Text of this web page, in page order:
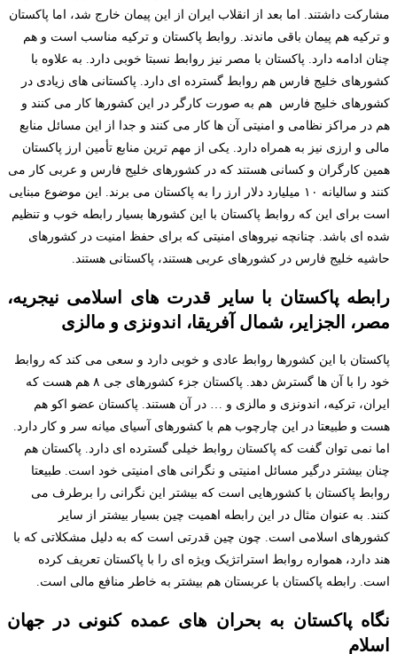
مشارکت داشتند. اما بعد از انقلاب ایران از این پیمان خارج شد، اما پاکستان
و ترکیه هم پیمان باقی ماندند. روابط پاکستان و ترکیه مناسب است و هم
چنان ادامه دارد. پاکستان با مصر نیز روابط نسبتا خوبی دارد. به علاوه با
کشورهای خلیج فارس هم روابط گسترده ای دارد. پاکستانی های زیادی در
کشورهای خلیج فارس هم به صورت کارگر در این کشورها کار می کنند و
هم در مراکز نظامی و امنیتی آن ها کار می کنند و جدا از این مسائل منابع
مالی و ارزی نیز به همراه دارد. یکی از مهم ترین منابع تأمین ارز پاکستان
همین کارگران و کسانی هستند که در کشورهای خلیج فارس و عربی کار می
کنند و سالیانه ۱۰ میلیارد دلار ارز را به پاکستان می برند. این موضوع مبنایی
است برای این که روابط پاکستان با این کشورها بسیار رابطه خوب و تنظیم
شده ای باشد. چنانچه نیروهای امنیتی که برای حفظ امنیت در کشورهای
حاشیه خلیج فارس در کشورهای عربی هستند، پاکستانی هستند.
رابطه پاکستان با سایر قدرت های اسلامی نیجریه،
مصر، الجزایر، شمال آفریقا، اندونزی و مالزی
پاکستان با این کشورها روابط عادی و خوبی دارد و سعی می کند که روابط
خود را با آن ها گسترش دهد. پاکستان جزء کشورهای جی ۸ هم هست که
ایران، ترکیه، اندونزی و مالزی و … در آن هستند. پاکستان عضو اکو هم
هست و طبیعتا در این چارچوب هم با کشورهای آسیای میانه سر و کار دارد.
اما نمی توان گفت که پاکستان روابط خیلی گسترده ای دارد. پاکستان هم
چنان بیشتر درگیر مسائل امنیتی و نگرانی های امنیتی خود است. طبیعتا
روابط پاکستان با کشورهایی است که بیشتر این نگرانی را برطرف می
کنند. به عنوان مثال در این رابطه اهمیت چین بسیار بیشتر از سایر
کشورهای اسلامی است. چون چین قدرتی است که به دلیل مشکلاتی که با
هند دارد، همواره روابط استراتژیک ویژه ای را با پاکستان تعریف کرده
است. رابطه پاکستان با عربستان هم بیشتر به خاطر منافع مالی است.
نگاه پاکستان به بحران های عمده کنونی در جهان
اسلام